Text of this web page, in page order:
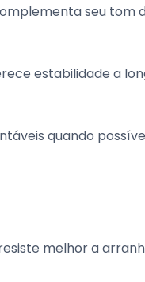
seu tom
estabilidade a
quando
melhor a